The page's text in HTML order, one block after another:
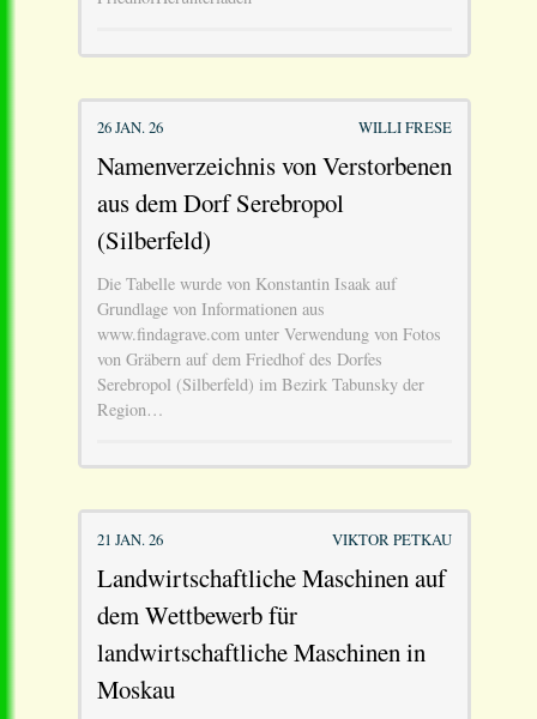
26 JAN. 26 WILLI FRESE
Namenverzeichnis von Verstorbenen
aus dem Dorf Serebropol
(Silberfeld)
Die Tabelle wurde von Konstantin Isaak auf
Grundlage von Informationen aus
www.findagrave.com unter Verwendung von Fotos
von Gräbern auf dem Friedhof des Dorfes
Serebropol (Silberfeld) im Bezirk Tabunsky der
Region…
21 JAN. 26 VIKTOR PETKAU
Landwirtschaftliche Maschinen auf
dem Wettbewerb für
landwirtschaftliche Maschinen in
Moskau